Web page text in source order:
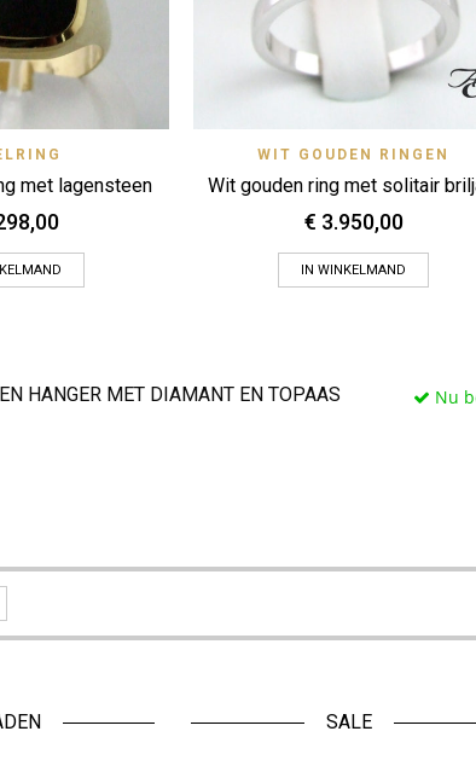
met lagensteen
Zet op verlanglijstje Quick View
WIT GOUDEN RINGEN
Wit gouden ring met solitair
€ 3.950,00
IN WINKELMAND
HANGER MET DIAMANT EN TOPAAS Nu
SALE